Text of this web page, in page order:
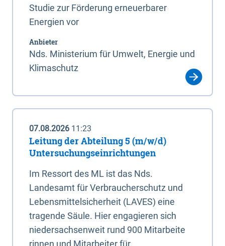
Studie zur Förderung erneuerbarer
Energien vor
Anbieter
Nds. Ministerium für Umwelt, Energie und
Klimaschutz
07.08.2026 11:23
Leitung der Abteilung 5 (m/w/d)
Untersuchungseinrichtungen
Im Ressort des ML ist das Nds.
Landesamt für Verbraucherschutz und
Lebensmittelsicherheit (LAVES) eine
tragende Säule. Hier engagieren sich
niedersachsenweit rund 900 Mitarbeite